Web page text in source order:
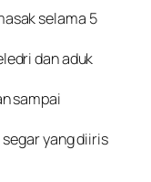
selama 5
dan aduk
sampai
yang diiris